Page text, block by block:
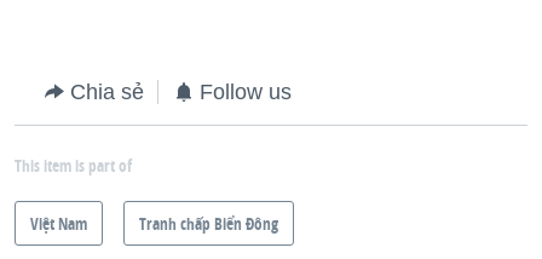
Chia sẻ Follow us
This item is part of
Việt Nam Tranh chấp Biển Đông